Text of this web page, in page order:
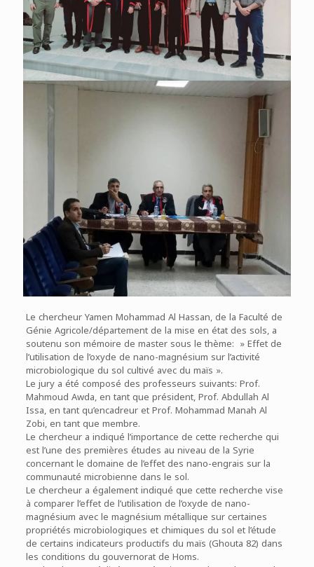
Le chercheur Yamen Mohammad Al Hassan, de la Faculté de
Génie Agricole/département de la mise en état des sols, a
soutenu son mémoire de master sous le thème: » Effet de
l’utilisation de l’oxyde de nano-magnésium sur l’activité
microbiologique du sol cultivé avec du maïs ».
Le jury a été composé des professeurs suivants: Prof.
Mahmoud Awda, en tant que président, Prof. Abdullah Al
Issa, en tant qu’encadreur et Prof. Mohammad Manah Al
Zobi, en tant que membre.
Le chercheur a indiqué l’importance de cette recherche qui
est l’une des premières études au niveau de la Syrie
concernant le domaine de l’effet des nano-engrais sur la
communauté microbienne dans le sol.
Le chercheur a également indiqué que cette recherche vise
à comparer l’effet de l’utilisation de l’oxyde de nano-
magnésium avec le magnésium métallique sur certaines
propriétés microbiologiques et chimiques du sol et l’étude
de certains indicateurs productifs du maïs (Ghouta 82) dans
les conditions du gouvernorat de Homs.